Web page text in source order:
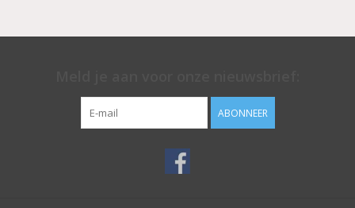
Apparatuur
NIEUW! Pedicure producten
ABONNEER